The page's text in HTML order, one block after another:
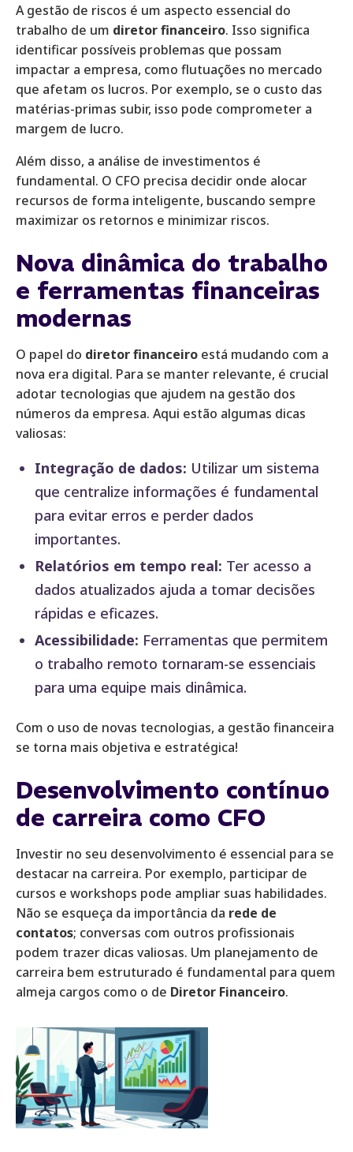
A gestão de riscos é um aspecto essencial do
trabalho de um diretor financeiro. Isso significa
identificar possíveis problemas que possam
impactar a empresa, como flutuações no mercado
que afetam os lucros. Por exemplo, se o custo das
matérias-primas subir, isso pode comprometer a
margem de lucro.
Além disso, a análise de investimentos é
fundamental. O CFO precisa decidir onde alocar
recursos de forma inteligente, buscando sempre
maximizar os retornos e minimizar riscos.
Nova dinâmica do trabalho
e ferramentas financeiras
modernas
O papel do diretor financeiro está mudando com a
nova era digital. Para se manter relevante, é crucial
adotar tecnologias que ajudem na gestão dos
números da empresa. Aqui estão algumas dicas
valiosas:
Integração de dados: Utilizar um sistema
que centralize informações é fundamental
para evitar erros e perder dados
importantes.
Relatórios em tempo real: Ter acesso a
dados atualizados ajuda a tomar decisões
rápidas e eficazes.
Acessibilidade: Ferramentas que permitem
o trabalho remoto tornaram-se essenciais
para uma equipe mais dinâmica.
Com o uso de novas tecnologias, a gestão financeira
se torna mais objetiva e estratégica!
Desenvolvimento contínuo
de carreira como CFO
Investir no seu desenvolvimento é essencial para se
destacar na carreira. Por exemplo, participar de
cursos e workshops pode ampliar suas habilidades.
Não se esqueça da importância da rede de
contatos; conversas com outros profissionais
podem trazer dicas valiosas. Um planejamento de
carreira bem estruturado é fundamental para quem
almeja cargos como o de Diretor Financeiro.